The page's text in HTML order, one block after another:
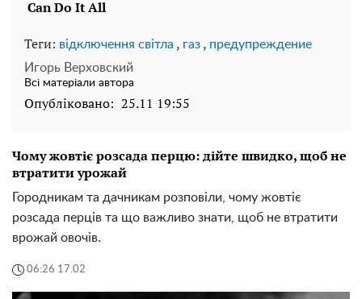
Теги: відключення світла , газ , предупреждение
Игорь Верховский
Всі матеріали автора
Опубліковано: 25.11 19:55
Чому жовтіє розсада перцю: дійте швидко, щоб не
втратити урожай
Городникам та дачникам розповіли, чому жовтіє
розсада перців та що важливо знати, щоб не втратити
врожай овочів.
06:26 17.02